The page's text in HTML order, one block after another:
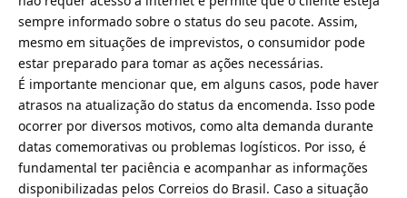
sempre informado sobre o status do seu pacote. Assim,
mesmo em situações de imprevistos, o consumidor pode
estar preparado para tomar as ações necessárias.
É importante mencionar que, em alguns casos, pode haver
atrasos na atualização do status da encomenda. Isso pode
ocorrer por diversos motivos, como alta demanda durante
datas comemorativas ou problemas logísticos. Por isso, é
fundamental ter paciência e acompanhar as informações
disponibilizadas pelos Correios do Brasil. Caso a situação